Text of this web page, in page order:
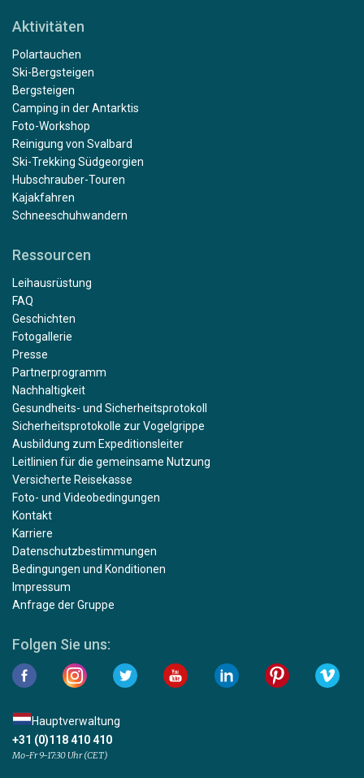
Aktivitäten
Polartauchen
Ski-Bergsteigen
Bergsteigen
Camping in der Antarktis
Foto-Workshop
Reinigung von Svalbard
Ski-Trekking Südgeorgien
Hubschrauber-Touren
Kajakfahren
Schneeschuhwandern
Ressourcen
Leihausrüstung
FAQ
Geschichten
Fotogallerie
Presse
Partnerprogramm
Nachhaltigkeit
Gesundheits- und Sicherheitsprotokoll
Sicherheitsprotokolle zur Vogelgrippe
Ausbildung zum Expeditionsleiter
Leitlinien für die gemeinsame Nutzung
Versicherte Reisekasse
Foto- und Videobedingungen
Kontakt
Karriere
Datenschutzbestimmungen
Bedingungen und Konditionen
Impressum
Anfrage der Gruppe
Folgen Sie uns:
Hauptverwaltung
+31 (0)118 410 410
Mo-Fr 9-17:30 Uhr (CET)